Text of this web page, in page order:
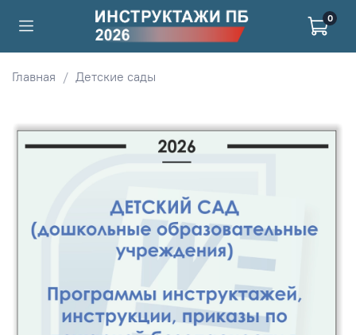
0
Главная Детские сады